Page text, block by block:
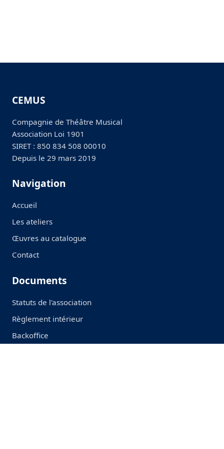
CEMUS
Compagnie de Théâtre Musical
Association Loi 1901
SIRET : 850 834 508 00010
Depuis le 29 mars 2019
Navigation
Accueil
Les ateliers
Œuvres au catalogue
Contact
Documents
Statuts de l'association
Règlement intérieur
Backoffice